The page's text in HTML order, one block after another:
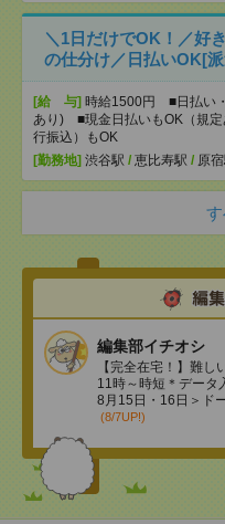
＼1日だけでOK！／好
の仕分け／日払いOK[
[給 与] 時給1500円 ■日払い
あり) ■現金日払いもOK（規定
行振込）もOK
[勤務地] 渋谷駅 / 恵比寿駅 / 原
編集部イチオシ
【完全在宅！】難
11時～時短＊データ
8月15日・16日＞ド
(8/7UP!)